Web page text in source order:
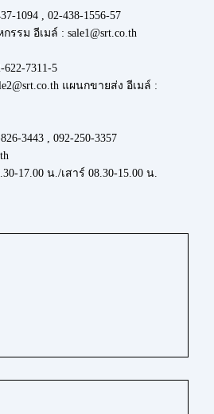
1094 , 02-438-1556-57
รม อีเมล์ : sale1@srt.co.th
622-7311-5
แผนกขายส่ง อีเมล์ :
3443 , 092-250-3357
17.00 น./เสาร์ 08.30-15.00 น.